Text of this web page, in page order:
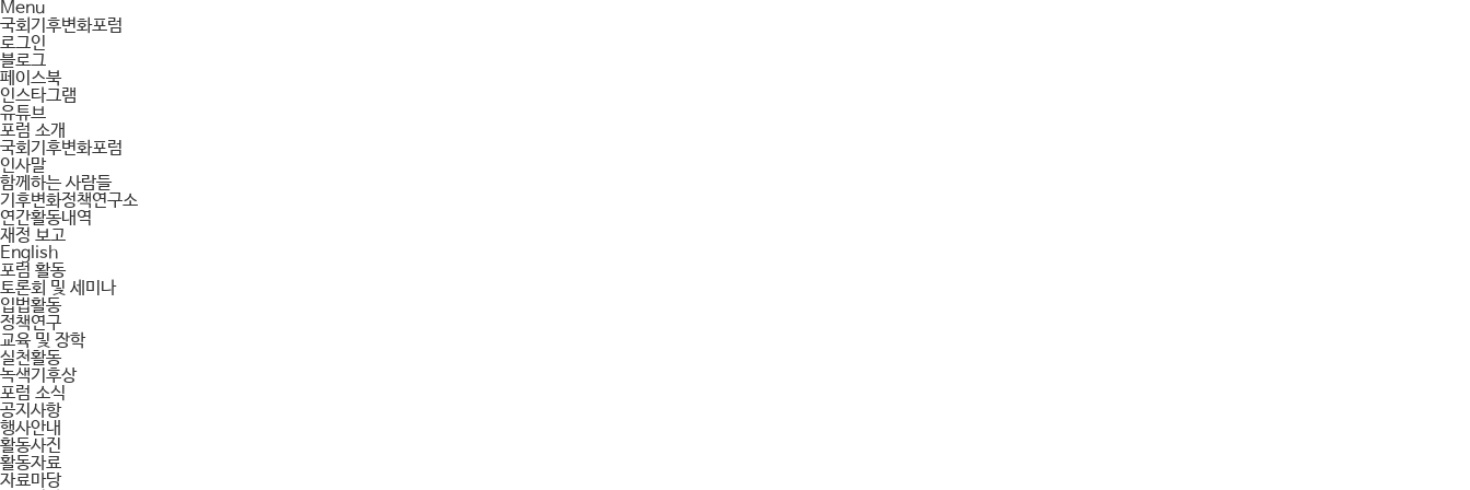
Menu
국회기후변화포럼
로그인
블로그
페이스북
인스타그램
유튜브
포럼 소개
국회기후변화포럼
인사말
함께하는 사람들
기후변화정책연구소
연간활동내역
재정 보고
English
포럼 활동
토론회 및 세미나
입법활동
정책연구
교육 및 장학
실천활동
녹색기후상
포럼 소식
공지사항
행사안내
활동사진
활동자료
자료마당